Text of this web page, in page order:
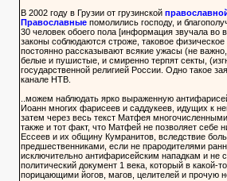
В 2002 году в Грузии от грузинской
Православныепомолились господу, и
30 человек обоего пола [информация звучала
законы соблюдаются строже, таковое
постоянно рассказывают всякие ужасы (не
белые и пушистые, и смиренно терпят секты,
государственной религией России. Одно такое
канале НТВ.
..можем наблюдать ярко выраженную
Иоанн многих фарисеев и саддукеев, идущих к
затем через весь текст Матфея
также и тот факт, что Матфей не позволяет себе
Ессеев и их общину Кумранитов, вследствие
предшественниками, если не прародителями
исключительно антифарисейским нападкам и не
политический документ 1 века, который в
порицающими йогов, магов, целителей и прочую